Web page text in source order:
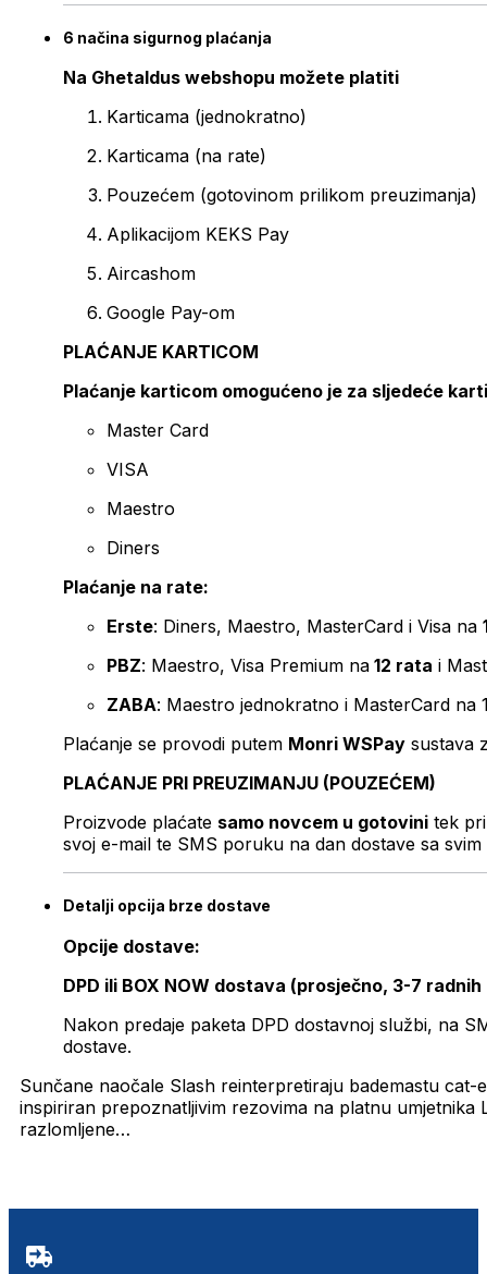
6 načina sigurnog plaćanja
Na Ghetaldus webshopu možete platiti
Karticama (jednokratno)
Karticama (na rate)
Pouzećem (gotovinom prilikom preuzimanja)
Aplikacijom KEKS Pay
Aircashom
Google Pay-om
PLAĆANJE KARTICOM
Plaćanje karticom omogućeno je za sljedeće
Master Card
VISA
Maestro
Diners
Plaćanje na rate:
Erste: Diners, Maestro, MasterCard i Visa na
PBZ: Maestro, Visa Premium na 12 rata i
ZABA: Maestro jednokratno i MasterCard na
Plaćanje se provodi putem Monri WSPay sustava
PLAĆANJE PRI PREUZIMANJU (POUZEĆEM)
Proizvode plaćate samo novcem u gotovini tek
svoj e-mail te SMS poruku na dan dostave sa svim
Detalji opcija brze dostave
Opcije dostave:
DPD ili BOX NOW dostava (prosječno, 3-7 radnih
Nakon predaje paketa DPD dostavnoj službi, na
dostave.
Sunčane naočale Slash reinterpretiraju bademastu
inspiriran prepoznatljivim rezovima na platnu
razlomljene…